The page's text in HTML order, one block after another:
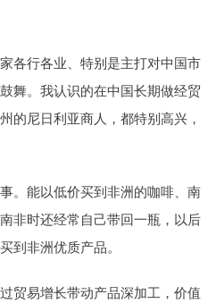
行各业、特别是主打对中国市
舞。我认识的在中国长期做经贸
的尼日利亚商人，都特别高兴，
能以低价买到非洲的咖啡、南
非时还经常自己带回一瓶，以后
到非洲优质产品。
易增长带动产品深加工，价值